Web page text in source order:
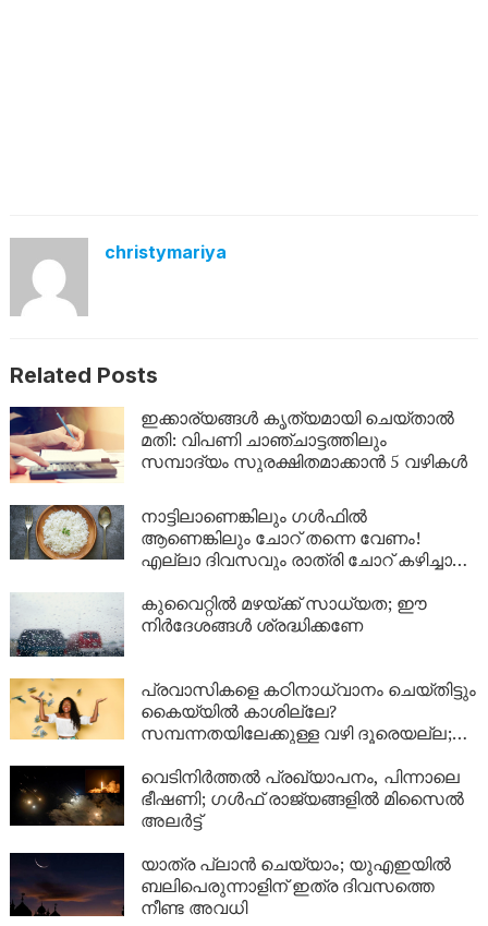
christymariya
Related Posts
ഇക്കാര്യങ്ങൾ കൃത്യമായി ചെയ്താൽ
മതി: വിപണി ചാഞ്ചാട്ടത്തിലും
സമ്പാദ്യം സുരക്ഷിതമാക്കാൻ 5 വഴികൾ
നാട്ടിലാണെങ്കിലും ​ഗൾഫിൽ
ആണെങ്കിലും ചോറ് തന്നെ വേണം!
എല്ലാ ദിവസവും രാത്രി ചോറ് കഴിച്ചാൽ
കുവൈറ്റിൽ മഴയ്ക്ക് സാധ്യത; ഈ
നിർദേശങ്ങൾ ശ്രദ്ധിക്കണേ
പ്രവാസികളെ കഠിനാധ്വാനം ചെയ്തിട്ടും
കൈയ്യിൽ കാശില്ലേ?
സമ്പന്നതയിലേക്കുള്ള വഴി ദൂരെയല്ല;
ബാങ്ക് ബാലൻസും കുതിച്ചുയരും!
വെടിനിർത്തൽ പ്രഖ്യാപനം, പിന്നാലെ
ഭീഷണി; ഗൾഫ് രാജ്യങ്ങളിൽ മിസൈൽ
അലർട്ട്
യാത്ര പ്ലാൻ ചെയ്യാം; യുഎഇയിൽ
ബലിപെരുന്നാളിന് ഇത്ര ദിവസത്തെ
നീണ്ട അവധി